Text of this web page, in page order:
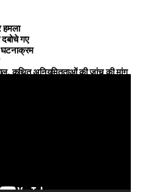
हमला
दबोचे गए
कथित अनियमितताओं की जांच की मांग